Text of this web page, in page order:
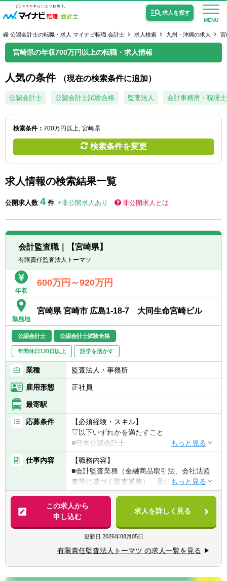
MENU
求人を探す
公認会計士の求人
監査法人の求人
USCPA（米国公認会計士）の求人
転職お役立ち情報
サービス紹介
求人情報
公認会計士の転職・求人 マイナビ転職 会計士 求人検索 九州・沖縄の求人 宮
宮崎県の年収700万円以上の転職・求人情報
人気の条件 （現在の検索条件に追加）
公認会計士 公認会計士試験合格 監査法人 会計事務所・税理
検索条件： 700万円以上 宮崎県
検索条件を変更
求人情報の検索結果一覧
公開求人数 4 件 +非公開求人あり 非公開求人とは
会計監査職｜【宮崎県】
有限責任監査法人トーマツ
年収
600万円～920万円
勤務地
宮崎県 宮崎市 広島1-18-7 大同生命宮崎ビル
公認会計士 公認会計士試験合格
年間休日120日以上 語学を活かす
業種 監査法人・事務所
雇用形態 正社員
最寄駅
応募条件
【必須経験・スキル】
▽以下いずれかを満たすこと
■日本公認会計士
■日本公認会計士試験合格、かつ、監査実務
経験
仕事内容
【職務内容】
■会計監査業務（金融商品取引法、会社法監
査等に基づく監査業務）、及びその他周辺業
務
この求人から
申し込む
求人を詳しく見る
更新日 2026年08月05日
有限責任監査法人トーマツ の求人一覧を見る